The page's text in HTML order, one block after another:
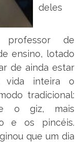
deles
de
ensino, lotado
de ainda estar
vida inteira o
tradicional:
o giz, mais
e os pincéis.
que um dia